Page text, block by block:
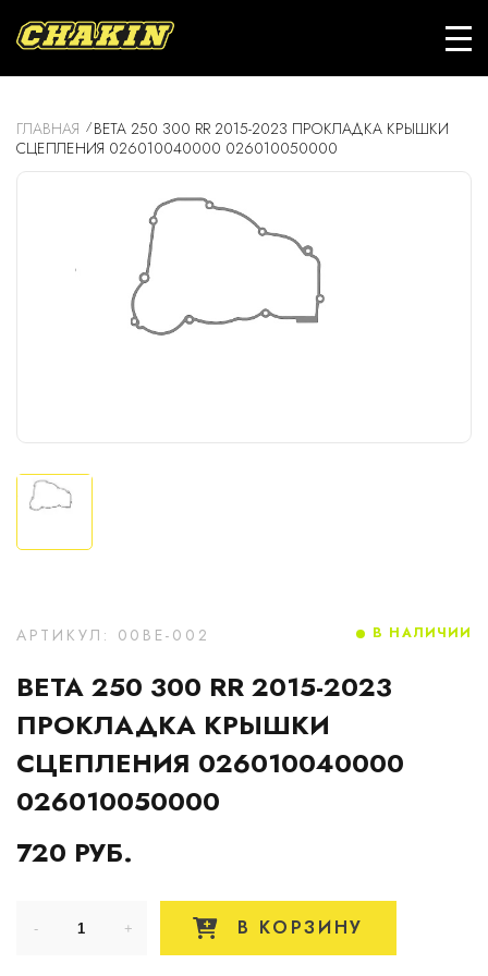
ГЛАВНАЯ
BETA 250 300 RR 2015-2023 ПРОКЛАДКА КРЫШКИ
СЦЕПЛЕНИЯ 026010040000 026010050000
АРТИКУЛ: 00BE-002
BETA 250 300 RR 2015-2023
ПРОКЛАДКА КРЫШКИ
СЦЕПЛЕНИЯ 026010040000
026010050000
720 РУБ.
В НАЛИЧИИ
В КОРЗИНУ